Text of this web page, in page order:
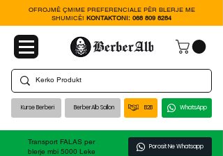
OFROJMË ÇMIME PREFERENCIALE PËR BLERJE ME
SHUMICË! KONTAKTONI: 068 809 8284
Kurse Berberi BerberAlb Sallon B2B WhatsApp
Transport FALAS per
blerje mbi 5000 Leke
Porosit Ne Whatsapp